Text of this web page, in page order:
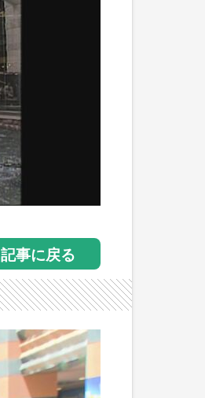
記事に戻る